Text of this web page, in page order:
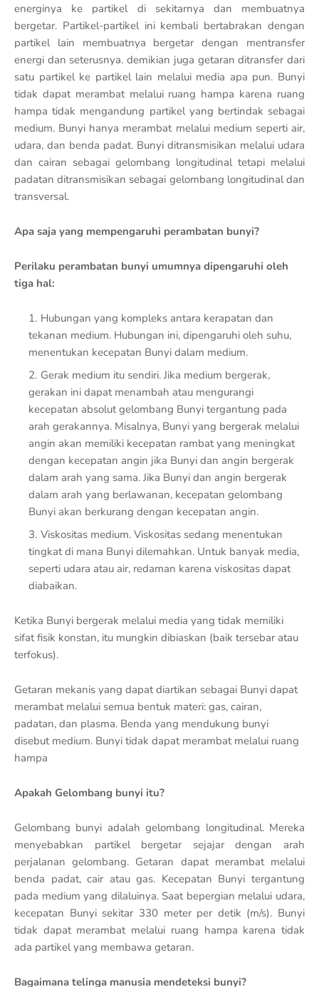
energinya ke partikel di sekitarnya dan membuatnya
bergetar. Partikel-partikel ini kembali bertabrakan dengan
partikel lain membuatnya bergetar dengan mentransfer
energi dan seterusnya. demikian juga getaran ditransfer dari
satu partikel ke partikel lain melalui media apa pun. Bunyi
tidak dapat merambat melalui ruang hampa karena ruang
hampa tidak mengandung partikel yang bertindak sebagai
medium. Bunyi hanya merambat melalui medium seperti air,
udara, dan benda padat. Bunyi ditransmisikan melalui udara
dan cairan sebagai gelombang longitudinal tetapi melalui
padatan ditransmisikan sebagai gelombang longitudinal dan
transversal.
Apa saja yang mempengaruhi perambatan bunyi?
Perilaku perambatan bunyi umumnya dipengaruhi oleh
tiga hal:
Hubungan yang kompleks antara kerapatan dan
tekanan medium. Hubungan ini, dipengaruhi oleh suhu,
menentukan kecepatan Bunyi dalam medium.
Gerak medium itu sendiri. Jika medium bergerak,
gerakan ini dapat menambah atau mengurangi
kecepatan absolut gelombang Bunyi tergantung pada
arah gerakannya. Misalnya, Bunyi yang bergerak melalui
angin akan memiliki kecepatan rambat yang meningkat
dengan kecepatan angin jika Bunyi dan angin bergerak
dalam arah yang sama. Jika Bunyi dan angin bergerak
dalam arah yang berlawanan, kecepatan gelombang
Bunyi akan berkurang dengan kecepatan angin.
Viskositas medium. Viskositas sedang menentukan
tingkat di mana Bunyi dilemahkan. Untuk banyak media,
seperti udara atau air, redaman karena viskositas dapat
diabaikan.
Ketika Bunyi bergerak melalui media yang tidak memiliki
sifat fisik konstan, itu mungkin dibiaskan (baik tersebar atau
terfokus).
Getaran mekanis yang dapat diartikan sebagai Bunyi dapat
merambat melalui semua bentuk materi: gas, cairan,
padatan, dan plasma. Benda yang mendukung bunyi
disebut medium. Bunyi tidak dapat merambat melalui ruang
hampa
Apakah Gelombang bunyi itu?
Gelombang bunyi adalah gelombang longitudinal. Mereka
menyebabkan partikel bergetar sejajar dengan arah
perjalanan gelombang. Getaran dapat merambat melalui
benda padat, cair atau gas. Kecepatan Bunyi tergantung
pada medium yang dilaluinya. Saat bepergian melalui udara,
kecepatan Bunyi sekitar 330 meter per detik (m/s). Bunyi
tidak dapat merambat melalui ruang hampa karena tidak
ada partikel yang membawa getaran.
Bagaimana telinga manusia mendeteksi bunyi?